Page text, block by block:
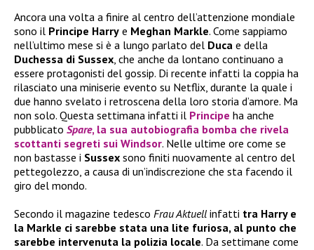
Ancora una volta a finire al centro dell’attenzione mondiale
sono il Principe Harry e Meghan Markle. Come sappiamo
nell’ultimo mese si è a lungo parlato del Duca e della
Duchessa di Sussex, che anche da lontano continuano a
essere protagonisti del gossip. Di recente infatti la coppia ha
rilasciato una miniserie evento su Netflix, durante la quale i
due hanno svelato i retroscena della loro storia d’amore. Ma
non solo. Questa settimana infatti il Principe ha anche
pubblicato Spare, la sua autobiografia bomba che rivela
scottanti segreti sui Windsor. Nelle ultime ore come se
non bastasse i Sussex sono finiti nuovamente al centro del
pettegolezzo, a causa di un’indiscrezione che sta facendo il
giro del mondo.
Secondo il magazine tedesco Frau Aktuell infatti tra Harry e
la Markle ci sarebbe stata una lite furiosa, al punto che
sarebbe intervenuta la polizia locale. Da settimane come